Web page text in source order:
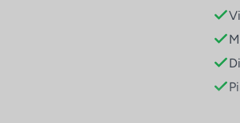
De volgende creditcards worden in het